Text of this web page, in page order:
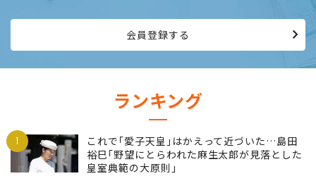
会員登録する
ランキング
1
これで｢愛子天皇｣はかえって近づいた…島田
裕巳｢野望にとらわれた麻生太郎が見落とした
皇室典範の大原則｣